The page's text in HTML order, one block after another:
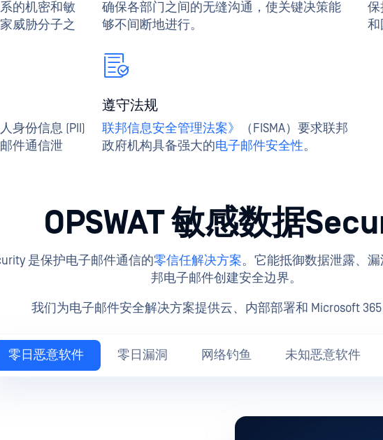
的机密和敏
威胁分子之
确保各部门之间的无缝沟通，使关键决策能
够不间断地进行。
保
和
身份信息 (PII)
件通信泄
遵守法规
联邦信息安全管理法案》
（FISMA）要求联邦
政府机构具备强大的电子邮件安全性。
OPSWAT 敏感数据
是保护电子邮件通信的零信任解决方案。它能抵御数据泄露、
邦电子邮件创建安全边界。
我们为电子邮件安全解决方案提供云、内部部署和 Microsoft
零日恶意软件 零日漏洞 网络钓鱼 未知恶意软件